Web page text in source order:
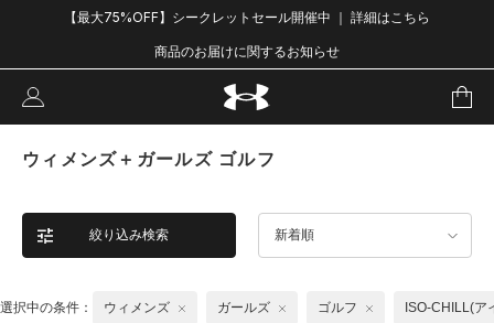
【最大75%OFF】シークレットセール開催中 ｜ 詳細はこちら
商品のお届けに関するお知らせ
ウィメンズ＋ガールズ ゴルフ
絞り込み検索 新着順
選択中の条件： ウィメンズ ガールズ ゴルフ ISO-CHILL(ア